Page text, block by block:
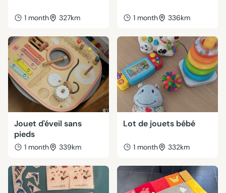
1 month 327km 1 month 336km
Jouet d'éveil sans
pieds
1 month 339km
Lot de jouets bébé
1 month 332km